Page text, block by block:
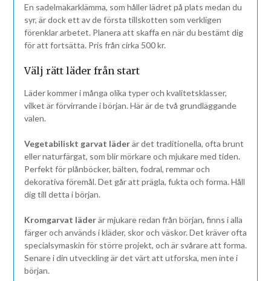
En sadelmakarklämma, som håller lädret på plats medan du
syr, är dock ett av de första tillskotten som verkligen
förenklar arbetet. Planera att skaffa en när du bestämt dig
för att fortsätta. Pris från cirka 500 kr.
Välj rätt läder från start
Läder kommer i många olika typer och kvalitetsklasser,
vilket är förvirrande i början. Här är de två grundläggande
valen.
Vegetabiliskt garvat läderär det traditionella, ofta brunt
eller naturfärgat, som blir mörkare och mjukare med tiden.
Perfekt för plånböcker, bälten, fodral, remmar och
dekorativa föremål. Det går att prägla, fukta och forma. Håll
dig till detta i början.
Kromgarvat läderär mjukare redan från början, finns i alla
färger och används i kläder, skor och väskor. Det kräver ofta
specialsymaskin för större projekt, och är svårare att forma.
Senare i din utveckling är det värt att utforska, men inte i
början.